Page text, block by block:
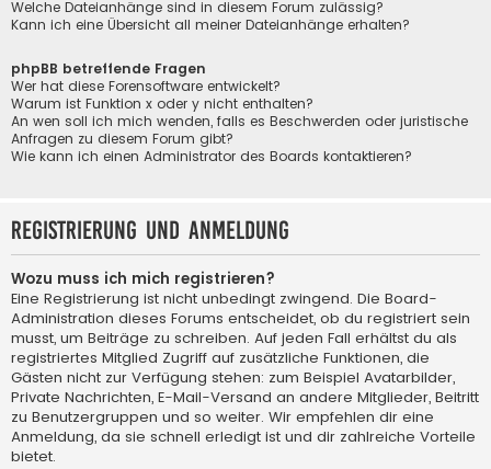
Welche Dateianhänge sind in diesem Forum zulässig?
Kann ich eine Übersicht all meiner Dateianhänge erhalten?
phpBB betreffende Fragen
Wer hat diese Forensoftware entwickelt?
Warum ist Funktion x oder y nicht enthalten?
An wen soll ich mich wenden, falls es Beschwerden oder juristische
Anfragen zu diesem Forum gibt?
Wie kann ich einen Administrator des Boards kontaktieren?
Registrierung und Anmeldung
Wozu muss ich mich registrieren?
Eine Registrierung ist nicht unbedingt zwingend. Die Board-
Administration dieses Forums entscheidet, ob du registriert sein
musst, um Beiträge zu schreiben. Auf jeden Fall erhältst du als
registriertes Mitglied Zugriff auf zusätzliche Funktionen, die
Gästen nicht zur Verfügung stehen: zum Beispiel Avatarbilder,
Private Nachrichten, E-Mail-Versand an andere Mitglieder, Beitritt
zu Benutzergruppen und so weiter. Wir empfehlen dir eine
Anmeldung, da sie schnell erledigt ist und dir zahlreiche Vorteile
bietet.